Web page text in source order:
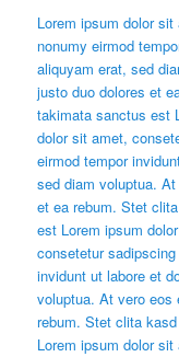
Lorem ipsum dolor
nonumy eirmod
aliquyam erat, sed
justo duo dolores et
takimata sanctus est
dolor sit amet,
eirmod tempor
sed diam voluptua.
et ea rebum. Stet
est Lorem ipsum
consetetur
invidunt ut labore et
voluptua. At vero eos
rebum. Stet clita
Lorem ipsum dolor